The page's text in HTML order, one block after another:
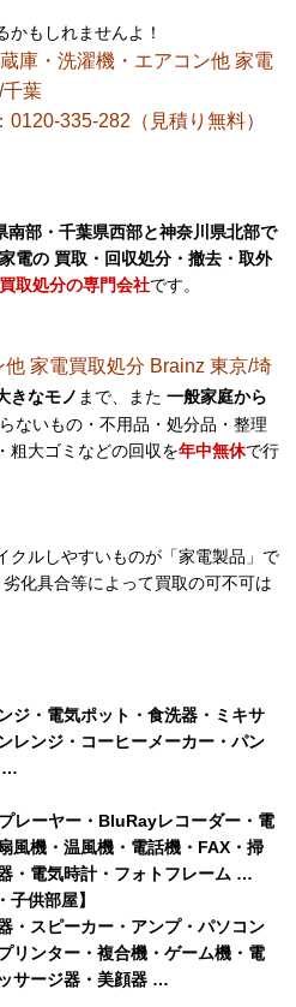
かもしれませんよ！
庫・洗濯機・エアコン他 家電
千葉
335-282（見積り無料）
南部・千葉県西部と神奈川県北部で
電の 買取・回収処分・撤去・取外
取処分の専門会社です。
家電買取処分 Brainz 東京/埼
きなモノ まで、また 一般家庭から
ないもの・不用品・処分品・整理
粗大ゴミなどの回収を年中無休で行
クルしやすいものが「家電製品」で
化具合等によって買取の可不可は
ジ・電気ポット・食洗器・ミキサ
レンジ・コーヒーメーカー・パン
…
レーヤー・BluRayレコーダー・電
風機・温風機・電話機・FAX・掃
・電気時計・フォトフレーム …
子供部屋】
・スピーカー・アンプ・パソコン
リンター・複合機・ゲーム機・電
サージ器・美顔器 …